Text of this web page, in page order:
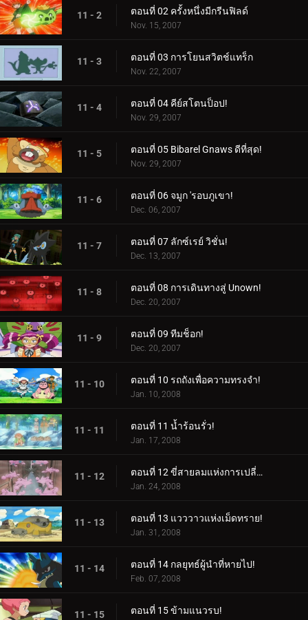
11 - 2 ตอนที่ 02 ครั้งหนึ่งมีกรีนฟิลด์
Nov. 15, 2007
11 - 3 ตอนที่ 03 การโยนสวิตช์แทร็ก
Nov. 22, 2007
11 - 4 ตอนที่ 04 คีย์สโตนป็อป!
Nov. 29, 2007
11 - 5 ตอนที่ 05 Bibarel Gnaws ดีที่สุด!
Nov. 29, 2007
11 - 6 ตอนที่ 06 จมูก 'รอบภูเขา!
Dec. 06, 2007
11 - 7 ตอนที่ 07 ลักซ์เรย์ วิชั่น!
Dec. 13, 2007
11 - 8 ตอนที่ 08 การเดินทางสู่ Unown!
Dec. 20, 2007
11 - 9 ตอนที่ 09 ทีมช็อก!
Dec. 20, 2007
11 - 10 ตอนที่ 10 รถถังเพื่อความทรงจำ!
Jan. 10, 2008
11 - 11 ตอนที่ 11 น้ำร้อนรั่ว!
Jan. 17, 2008
11 - 12 ตอนที่ 12 ขี่สายลมแห่งการเปลี่ยนแปลง!
Jan. 24, 2008
11 - 13 ตอนที่ 13 แวววาวแห่งเม็ดทราย!
Jan. 31, 2008
11 - 14 ตอนที่ 14 กลยุทธ์ผู้นำที่หายไป!
Feb. 07, 2008
11 - 15 ตอนที่ 15 ข้ามแนวรบ!